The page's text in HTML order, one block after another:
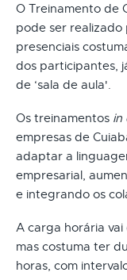
O Treinamento de
pode ser realizado
presenciais
dos participantes,
de ‘sala de aula'.
Os treinamentos in
empresas de
adaptar a
empresarial,
e integrando os
A carga horária
mas costuma ter
horas, com